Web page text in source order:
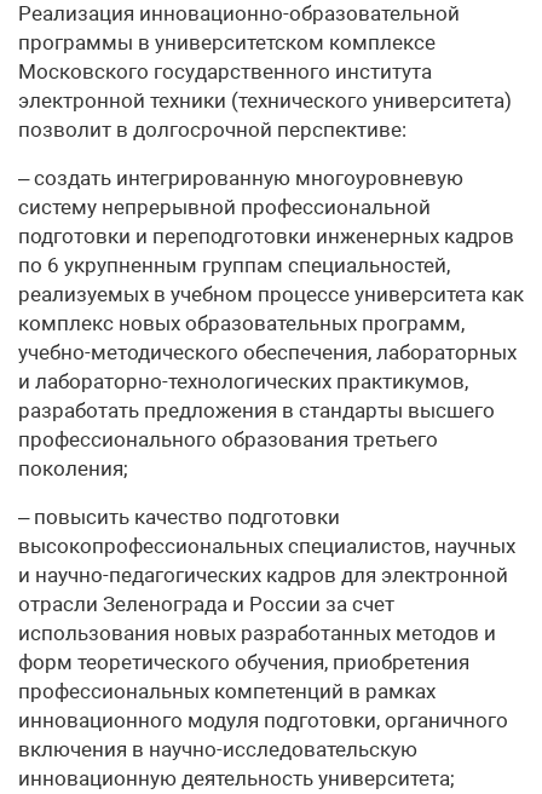
Реализация инновационно-образовательной
программы в университетском комплексе
Московского государственного института
электронной техники (технического университета)
позволит в долгосрочной перспективе:
– создать интегрированную многоуровневую
систему непрерывной профессиональной
подготовки и переподготовки инженерных кадров
по 6 укрупненным группам специальностей,
реализуемых в учебном процессе университета как
комплекс новых образовательных программ,
учебно-методического обеспечения, лабораторных
и лабораторно-технологических практикумов,
разработать предложения в стандарты высшего
профессионального образования третьего
поколения;
– повысить качество подготовки
высокопрофессиональных специалистов, научных
и научно-педагогических кадров для электронной
отрасли Зеленограда и России за счет
использования новых разработанных методов и
форм теоретического обучения, приобретения
профессиональных компетенций в рамках
инновационного модуля подготовки, органичного
включения в научно-исследовательскую
инновационную деятельность университета;